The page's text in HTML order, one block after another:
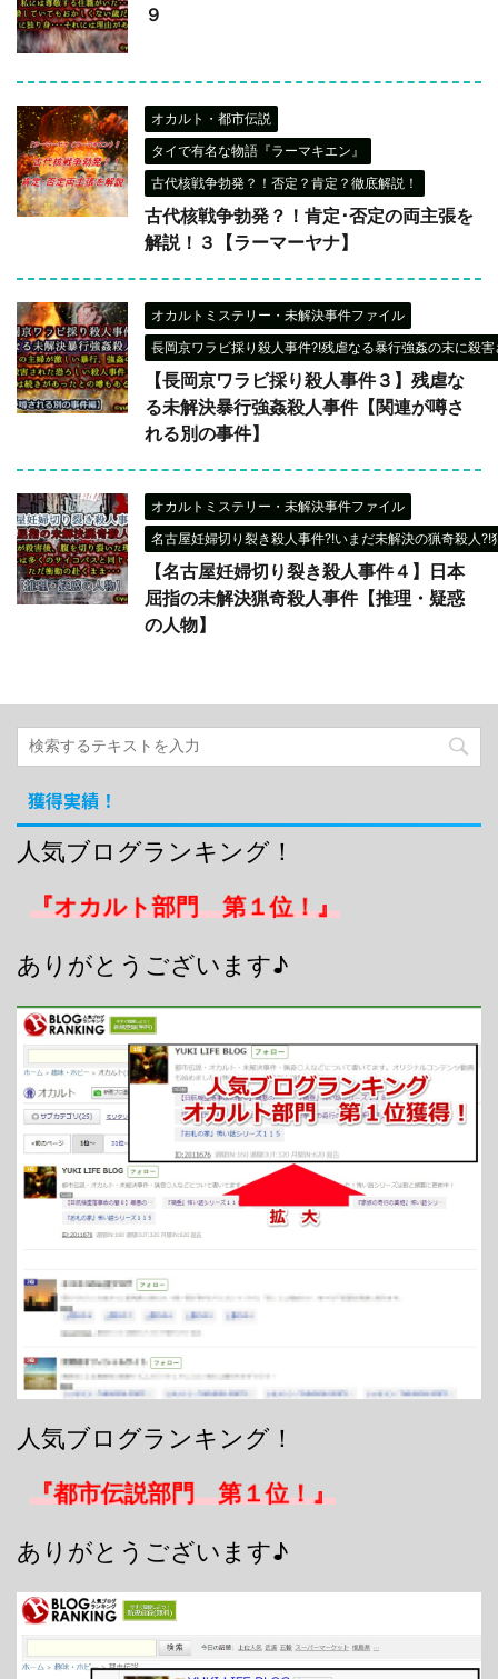
９
オカルト・都市伝説
タイで有名な物語『ラーマキエン』
古代核戦争勃発？！否定？肯定？徹底解説！
古代核戦争勃発？！肯定･否定の両主張を
解説！３【ラーマーヤナ】
オカルトミステリー・未解決事件ファイル
長岡京ワラビ採り殺人事件?!残虐なる暴行強姦の末に殺
【長岡京ワラビ採り殺人事件３】残虐な
る未解決暴行強姦殺人事件【関連が噂さ
れる別の事件】
オカルトミステリー・未解決事件ファイル
名古屋妊婦切り裂き殺人事件?!いまだ未解決の猟奇殺人
【名古屋妊婦切り裂き殺人事件４】日本
屈指の未解決猟奇殺人事件【推理・疑惑
の人物】
獲得実績！
人気ブログランキング！
『オカルト部門 第１位！』
ありがとうございます♪
人気ブログランキング！
『都市伝説部門 第１位！』
ありがとうございます♪